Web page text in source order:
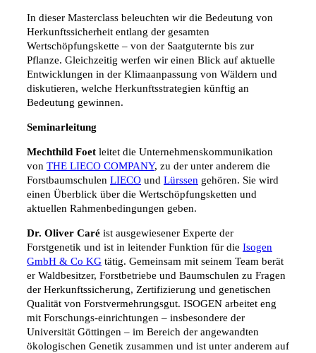
In dieser Masterclass beleuchten wir die Bedeutung von
Herkunftssicherheit entlang der gesamten
Wertschöpfungskette – von der Saatguternte bis zur
Pflanze. Gleichzeitig werfen wir einen Blick auf aktuelle
Entwicklungen in der Klimaanpassung von Wäldern und
diskutieren, welche Herkunftsstrategien künftig an
Bedeutung gewinnen.
Seminarleitung
Mechthild Foet leitet die Unternehmenskommunikation
von THE LIECO COMPANY, zu der unter anderem die
Forstbaumschulen LIECO und Lürssen gehören. Sie wird
einen Überblick über die Wertschöpfungsketten und
aktuellen Rahmenbedingungen geben.
Dr. Oliver Caré ist ausgewiesener Experte der
Forstgenetik und ist in leitender Funktion für die Isogen
GmbH & Co KG tätig. Gemeinsam mit seinem Team berät
er Waldbesitzer, Forstbetriebe und Baumschulen zu Fragen
der Herkunftssicherung, Zertifizierung und genetischen
Qualität von Forstvermehrungsgut. ISOGEN arbeitet eng
mit Forschungs-einrichtungen – insbesondere der
Universität Göttingen – im Bereich der angewandten
ökologischen Genetik zusammen und ist unter anderem auf